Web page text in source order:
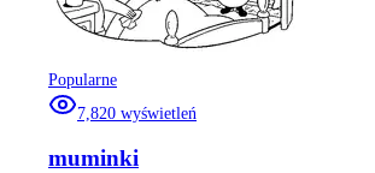
Popularne
7,820 wyświetleń
muminki